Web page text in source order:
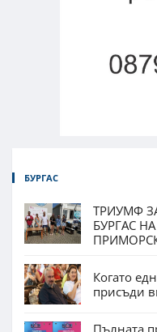
БУРГАС
ТРИУМФ
БУРГАС
Когато
присъди